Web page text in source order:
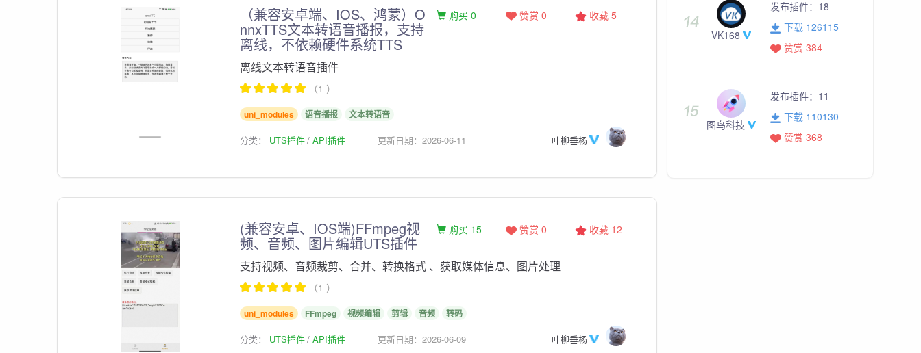
（兼容安卓端、IOS、鸿蒙）O
nnxTTS文本转语音播报，支持
离线，不依赖硬件系统TTS
收藏 5
赞赏 0
购买 0
离线文本转语音插件
（1 ）
uni_modules 语音播报 文本转语音
分类： UTS插件 API插件 更新日期：2026-06-11 叶柳垂杨
(兼容安卓、IOS端)FFmpeg视
频、音频、图片编辑UTS插件
收藏 12
赞赏 0
购买 15
支持视频、音频裁剪、合并、转换格式 、获取媒体信息、图片处理
（1 ）
uni_modules FFmpeg 视频编辑 剪辑 音频 转码
分类： UTS插件 API插件 更新日期：2026-06-09 叶柳垂杨
VK168
发布插件： 18
下载 126115
赞赏 384
图鸟科技
发布插件： 11
下载 110130
赞赏 368